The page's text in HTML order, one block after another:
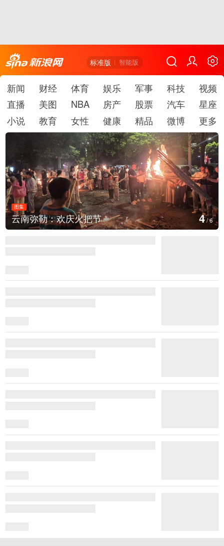
标准版 智能版
新闻 财经 体育 娱乐 军事 科技
视频
直播
美图 NBA 房产 股票 汽车
星座
小说
教育 女性 健康 精品 微博 更多
图集
江西铅山：千灯点亮葛仙村 5/6